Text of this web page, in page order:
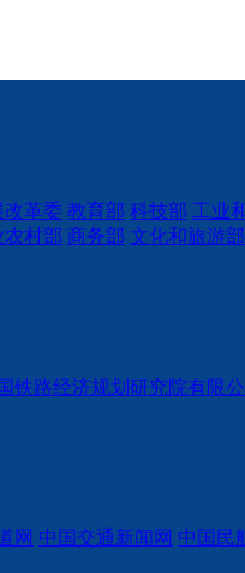
改革委 教育部 科技部 工业
农村部 商务部 文化和旅游部
铁路经济规划研究院有限
网 中国交通新闻网 中国民